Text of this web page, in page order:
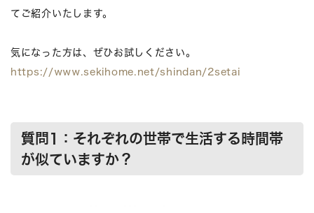
てご紹介いたします。
気になった方は、ぜひお試しください。
https://www.sekihome.net/shindan/2setai
質問1：それぞれの世帯で生活する時間帯
が似ていますか？